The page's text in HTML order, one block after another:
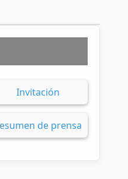
Invitación
de prensa